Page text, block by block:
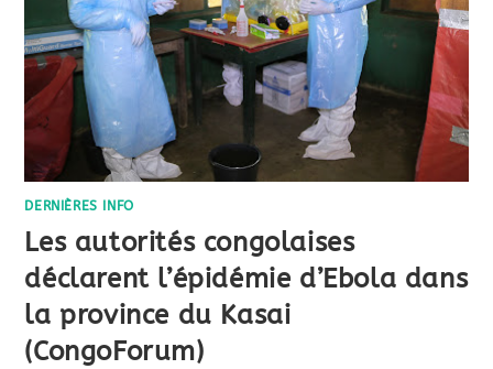
DERNIÈRES INFO
Les autorités congolaises
déclarent l’épidémie d’Ebola dans
la province du Kasai
(CongoForum)